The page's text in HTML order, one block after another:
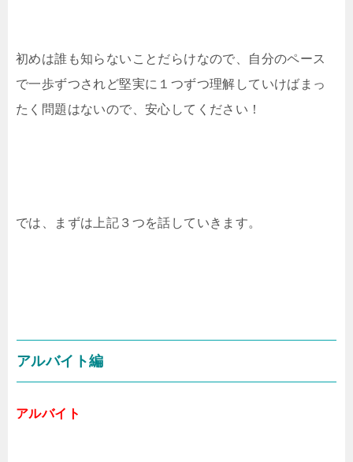
初めは誰も知らないことだらけなので、自分のペース
で一歩ずつされど堅実に１つずつ理解していけばまっ
たく問題はないので、安心してください！
では、まずは上記３つを話していきます。
アルバイト編
アルバイト